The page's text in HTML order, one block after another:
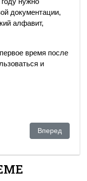
документации,
алфавит,
время после
и
участия во встрече
Следующий:
Вперед